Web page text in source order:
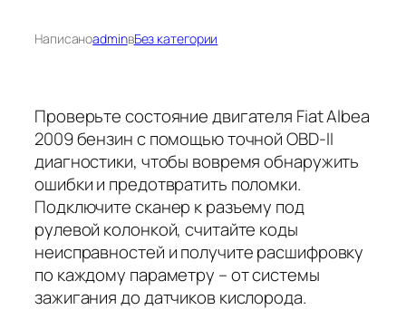
НаписаноadminвБез категории
Проверьте состояние двигателя Fiat Albea
2009 бензин с помощью точной OBD-II
диагностики, чтобы вовремя обнаружить
ошибки и предотвратить поломки.
Подключите сканер к разъему под
рулевой колонкой, считайте коды
неисправностей и получите расшифровку
по каждому параметру – от системы
зажигания до датчиков кислорода.